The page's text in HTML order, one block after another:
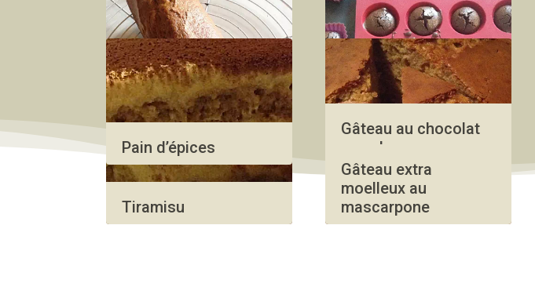
Pain d’épices
Gâteau au chocolat
sans beurre
Tiramisu
Gâteau extra
moelleux au
mascarpone